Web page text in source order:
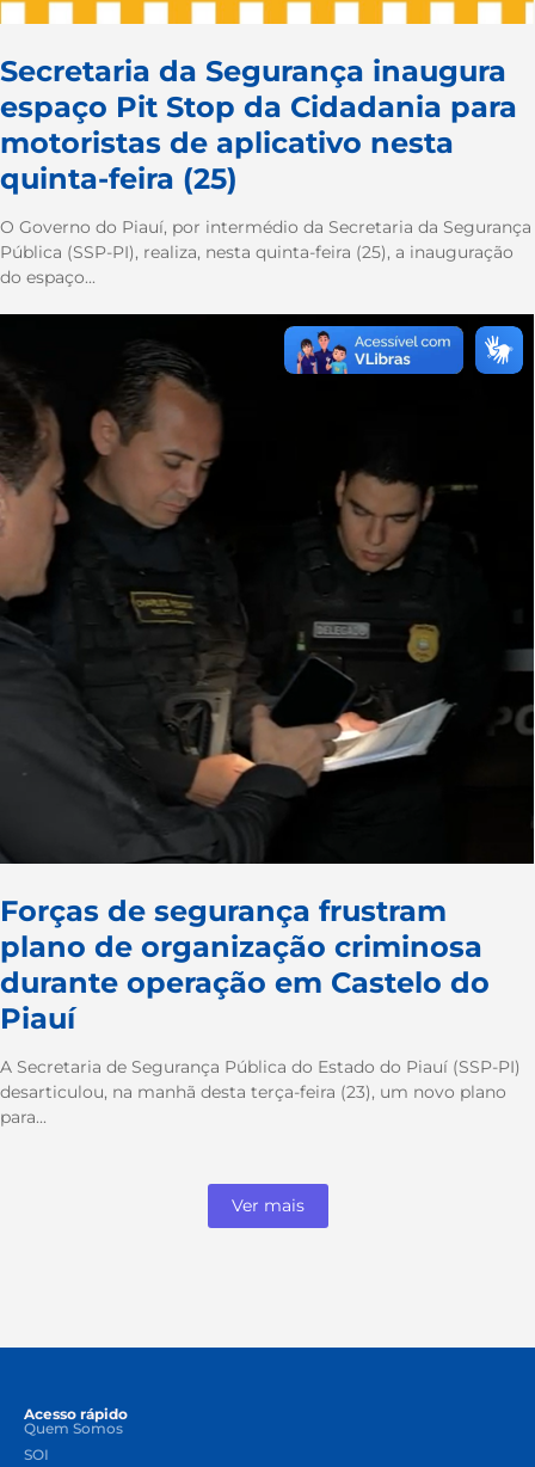
Secretaria da Segurança inaugura
espaço Pit Stop da Cidadania para
motoristas de aplicativo nesta
quinta-feira (25)
O Governo do Piauí, por intermédio da Secretaria da Segurança
Pública (SSP-PI), realiza, nesta quinta-feira (25), a inauguração
do espaço...
Forças de segurança frustram
plano de organização criminosa
durante operação em Castelo do
Piauí
A Secretaria de Segurança Pública do Estado do Piauí (SSP-PI)
desarticulou, na manhã desta terça-feira (23), um novo plano
para...
Ver mais
Acesso rápido
Quem Somos
SOI